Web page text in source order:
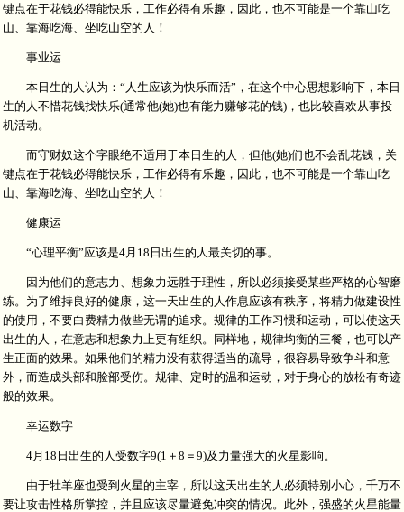
键点在于花钱必得能快乐，工作必得有乐趣，因此，也不可能是一个靠山吃
山、靠海吃海、坐吃山空的人！
事业运
本日生的人认为：“人生应该为快乐而活”，在这个中心思想影响下，本日
生的人不惜花钱找快乐(通常他(她)也有能力赚够花的钱)，也比较喜欢从事投
机活动。
而守财奴这个字眼绝不适用于本日生的人，但他(她)们也不会乱花钱，关
键点在于花钱必得能快乐，工作必得有乐趣，因此，也不可能是一个靠山吃
山、靠海吃海、坐吃山空的人！
健康运
“心理平衡”应该是4月18日出生的人最关切的事。
因为他们的意志力、想象力远胜于理性，所以必须接受某些严格的心智磨
练。为了维持良好的健康，这一天出生的人作息应该有秩序，将精力做建设性
的使用，不要白费精力做些无谓的追求。规律的工作习惯和运动，可以使这天
出生的人，在意志和想象力上更有组织。同样地，规律均衡的三餐，也可以产
生正面的效果。如果他们的精力没有获得适当的疏导，很容易导致争斗和意
外，而造成头部和脸部受伤。规律、定时的温和运动，对于身心的放松有奇迹
般的效果。
幸运数字
4月18日出生的人受数字9(1＋8＝9)及力量强大的火星影响。
由于牡羊座也受到火星的主宰，所以这天出生的人必须特别小心，千万不
要让攻击性格所掌控，并且应该尽量避免冲突的情况。此外，强盛的火星能量